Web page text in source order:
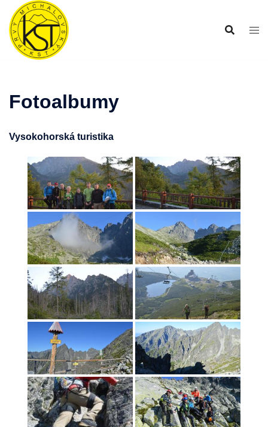
Preskočiť
obsah
Fotoalbumy
Vysokohorská turistika